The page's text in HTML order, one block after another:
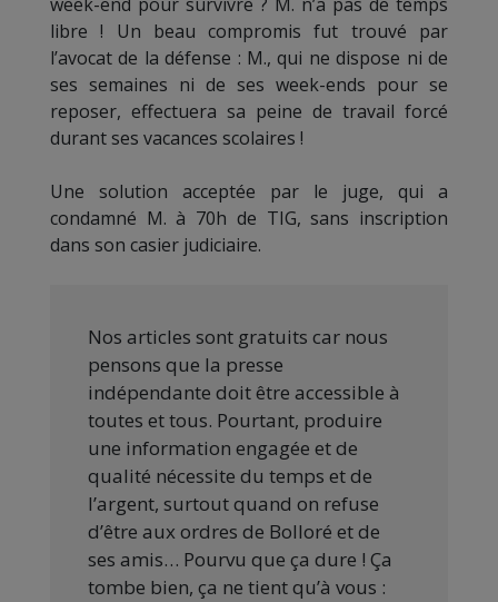
libre ! Un beau compromis fut trouvé par
l’avocat de la défense : M., qui ne dispose ni de
ses semaines ni de ses week-ends pour se
reposer, effectuera sa peine de travail forcé
durant ses vacances scolaires !
Une solution acceptée par le juge, qui a
condamné M. à 70h de TIG, sans inscription
dans son casier judiciaire.
Nos articles sont gratuits car nous
pensons que la presse
indépendante doit être accessible à
toutes et tous. Pourtant, produire
une information engagée et de
qualité nécessite du temps et de
l’argent, surtout quand on refuse
d’être aux ordres de Bolloré et de
ses amis… Pourvu que ça dure ! Ça
tombe bien, ça ne tient qu’à vous :